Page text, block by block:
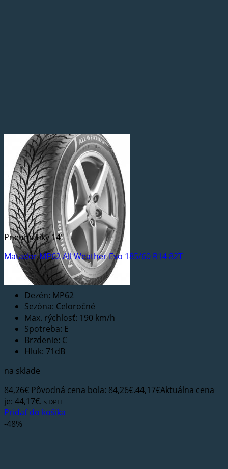
Pneumatiky 14"
Matador MP62 All Weather Evo 185/60 R14 82T
Dezén: MP62
Sezóna: Celoročné
Max. rýchlosť: 190 km/h
Spotreba: E
Brzdenie: C
Hluk: 71dB
na sklade
84,26€ Pôvodná cena bola: 84,26€.44,17€Aktuálna cena
je: 44,17€. s DPH
Pridať do košíka
-48%